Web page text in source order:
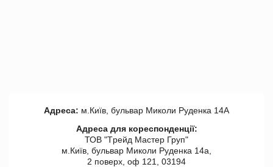
Адреса: м.Київ, бульвар Миколи Руденка 14А
Адреса для кореспонденції:
ТОВ "Tрейд Мастер Груп"
м.Київ, бульвар Миколи Руденка 14а,
2 поверх, оф 121, 03194